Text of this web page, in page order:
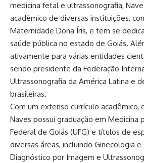
medicina fetal e ultrassonografia,
acadêmico de diversas instituições,
Maternidade Dona Íris, e tem se
saúde pública no estado de Goiás.
ativamente para várias entidades
sendo presidente da Federação
Ultrassonografia da América Latina e
brasileiras.
Com um extenso currículo acadêmico,
Naves possui graduação em Medicina
Federal de Goiás (UFG) e títulos de
diversas áreas, incluindo Ginecologia
Diagnóstico por Imagem e